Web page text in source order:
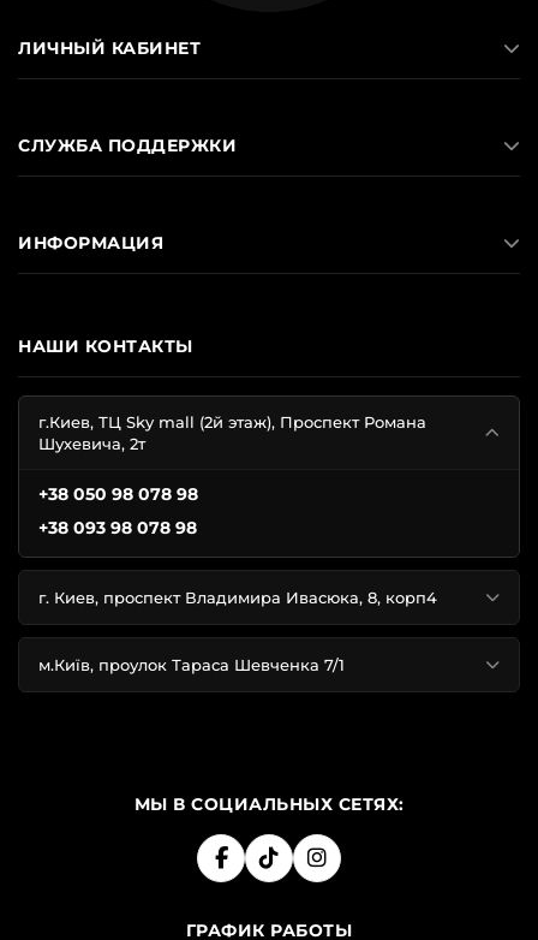
НАШИ КОНТАКТЫ
г.Киев, ТЦ Sky mall (2й этаж), Проспект Романа
Шухевича, 2т
+38 050 98 078 98
+38 093 98 078 98
г. Киев, проспект Владимира Ивасюка, 8, корп4
м.Київ, проулок Тараса Шевченка 7/1
ЛИЧНЫЙ КАБИНЕТ
СЛУЖБА ПОДДЕРЖКИ
ИНФОРМАЦИЯ
МЫ В СОЦИАЛЬНЫХ СЕТЯХ:
ГРАФИК РАБОТЫ